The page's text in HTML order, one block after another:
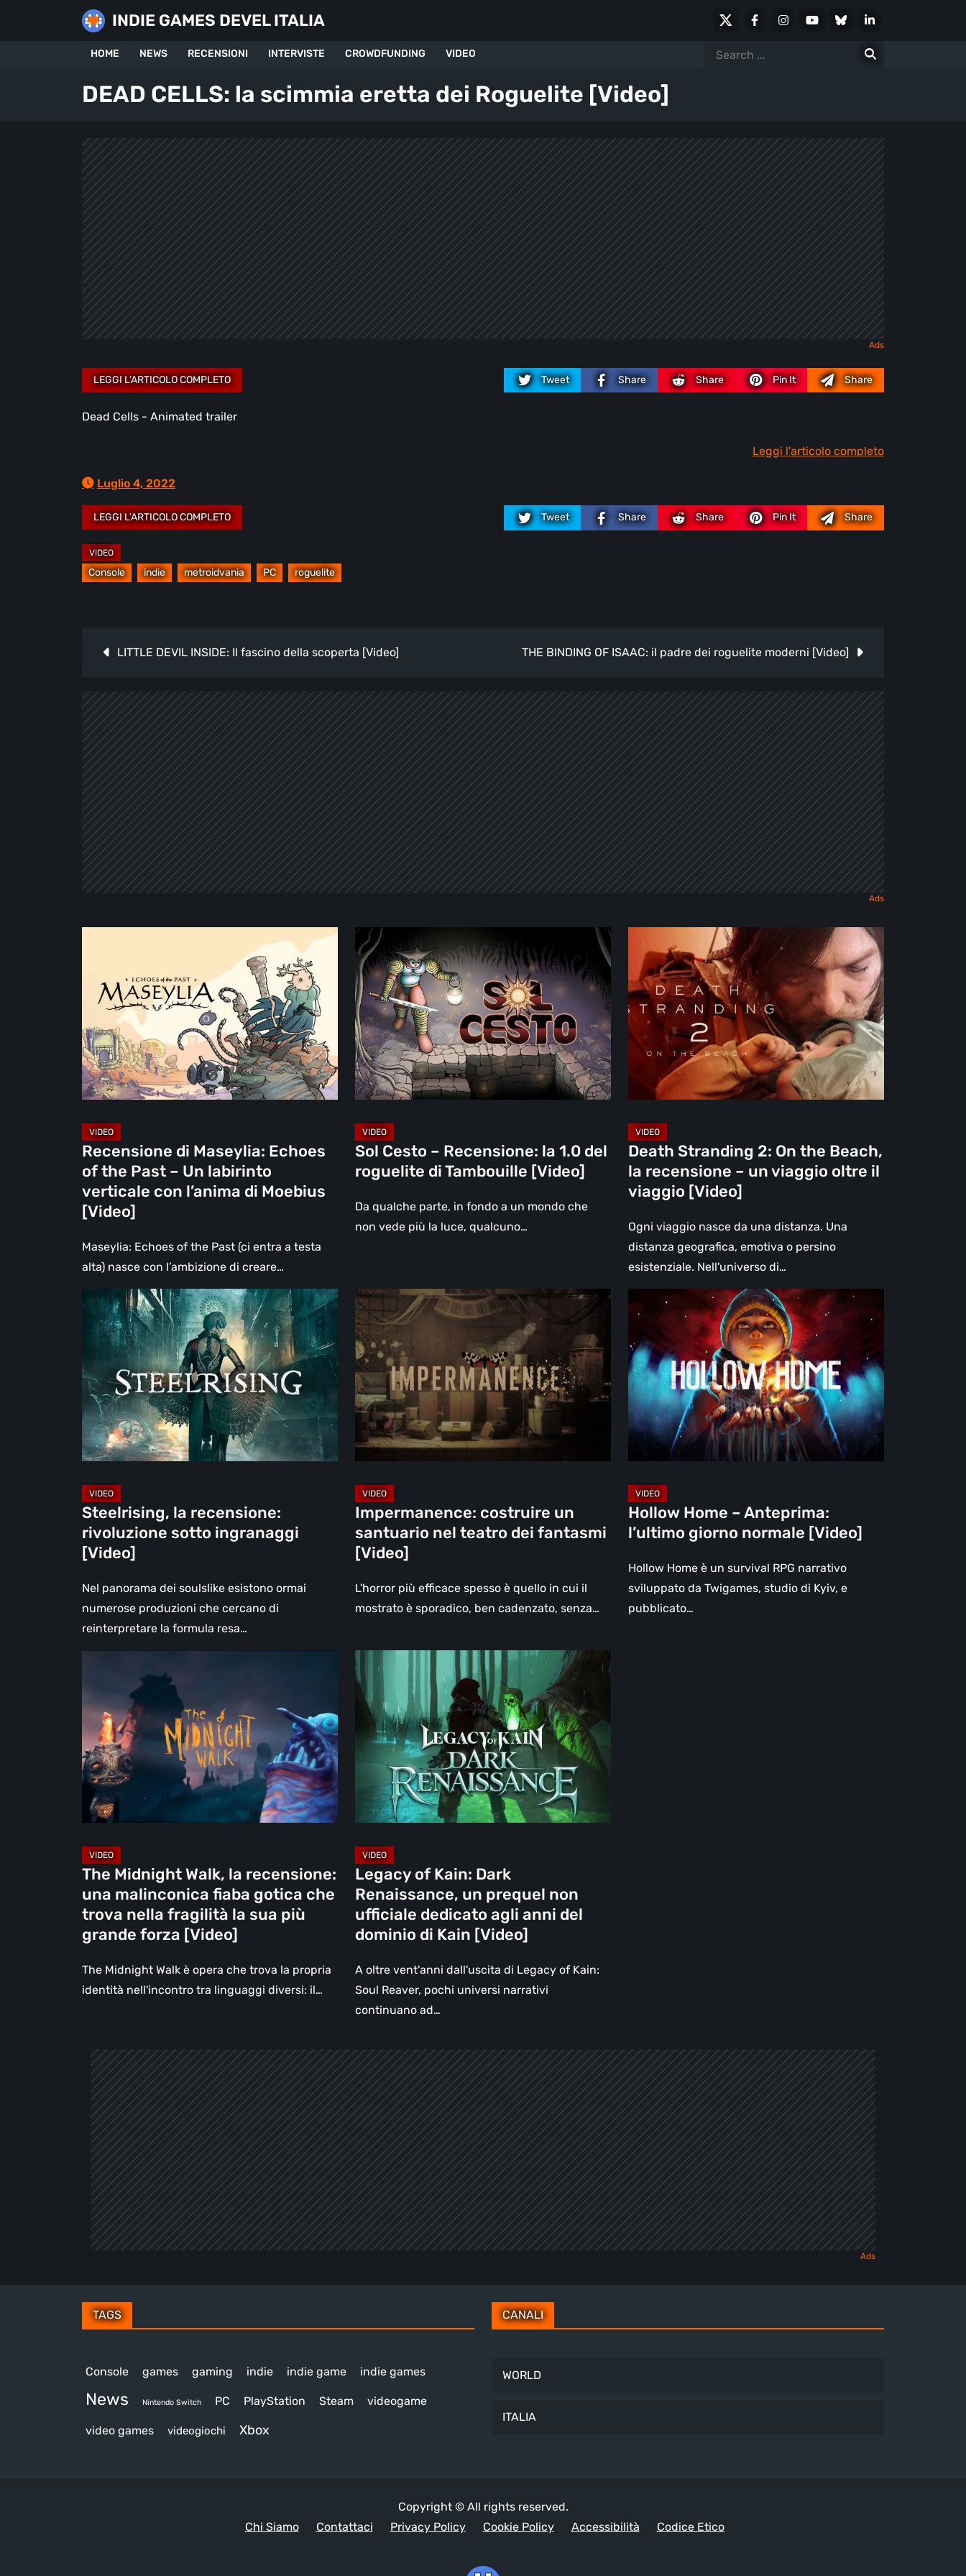
INDIE GAMES DEVEL ITALIA FacebookInstagramYoutubeBlueskyLinkedIn
HOME NEWS RECENSIONI INTERVISTE CROWDFUNDING VIDEO
Search
DEAD CELLS: la scimmia eretta dei Roguelite [Video]
Tweet Share Share Pin It Share
Dead Cells - Animated trailer
Leggi l'articolo completo
Luglio 4, 2022
Tweet Share Share Pin It Share
Console indie metroidvania PC roguelite
Navigazione
LITTLE DEVIL INSIDE: Il fascino della scoperta [Video] THE BINDING OF ISAAC: il padre dei roguelite moderni [Video]
Maseylia:
Echoes
the
Past
–
Un
verticale
con
l’anima
di
Moebius
Recensione di Maseylia: Echoes
of the Past – Un labirinto
verticale con l’anima di Moebius
[Video]
Maseylia: Echoes of the Past (ci entra a testa
alta) nasce con l’ambizione di creare…
Sol
Cesto
–
Recensione:
la
1.0
del
roguelite
di
[Video]
Sol Cesto – Recensione: la 1.0 del
roguelite di Tambouille [Video]
Da qualche parte, in fondo a un mondo che
non vede più la luce, qualcuno…
Stranding
On
the
Beach,
recensione
–
viaggio
oltre
il
viaggio
Death Stranding 2: On the Beach,
la recensione – un viaggio oltre il
viaggio [Video]
Ogni viaggio nasce da una distanza. Una
distanza geografica, emotiva o persino
esistenziale. Nell'universo di…
Steelrising,
recensione:
rivoluzione
sotto
ingranaggi
[Video]
Steelrising, la recensione:
rivoluzione sotto ingranaggi
[Video]
Nel panorama dei soulslike esistono ormai
numerose produzioni che cercano di
reinterpretare la formula resa…
Impermanence:
costruire
un
santuario
nel
teatro
fantasmi
[Video]
Impermanence: costruire un
santuario nel teatro dei fantasmi
[Video]
L'horror più efficace spesso è quello in cui il
mostrato è sporadico, ben cadenzato, senza…
Home
Anteprima:
l’ultimo
giorno
normale
[Video]
Hollow Home – Anteprima:
l’ultimo giorno normale [Video]
Hollow Home è un survival RPG narrativo
sviluppato da Twigames, studio di Kyiv, e
pubblicato…
recensione:
una
malinconica
fiaba
gotica
trova
nella
fragilità
la
sua
The Midnight Walk, la recensione:
una malinconica fiaba gotica che
trova nella fragilità la sua più
grande forza [Video]
The Midnight Walk è opera che trova la propria
identità nell'incontro tra linguaggi diversi: il…
Legacy
of
Kain:
Dark
Renaissance,
prequel
non
ufficiale
agli
anni
del
dominio
di
Legacy of Kain: Dark
Renaissance, un prequel non
ufficiale dedicato agli anni del
dominio di Kain [Video]
A oltre vent'anni dall'uscita di Legacy of Kain:
Soul Reaver, pochi universi narrativi
continuano ad…
TAGS
Console games gaming indie indie game indie games
News Nintendo Switch PC PlayStation Steam videogame
video games videogiochi Xbox
CANALI
WORLD
ITALIA
Copyright © All rights reserved.
Chi Siamo
Contattaci Privacy Policy Cookie Policy Accessibilità Codice Etico